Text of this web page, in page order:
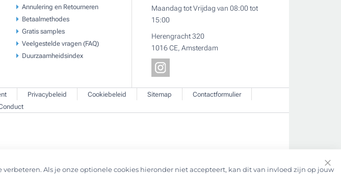
Annulering en Retourneren
Betaalmethodes
Gratis samples
Veelgestelde vragen (FAQ)
Duurzaamheidsindex
Maandag tot Vrijdag van 08:00 tot
15:00
Herengracht 320
1016 CE, Amsterdam
Privacybeleid Cookiebeleid Sitemap
Contactformulier
Als je onze optionele cookies hieronder niet accepteert, kan dit van invloed zijn op jouw